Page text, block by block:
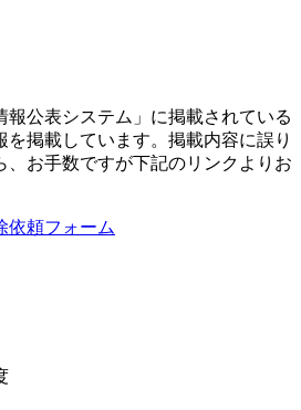
報公表システム」に掲載されている
掲載しています。掲載内容に誤り
、お手数ですが下記のリンクよりお
依頼フォーム